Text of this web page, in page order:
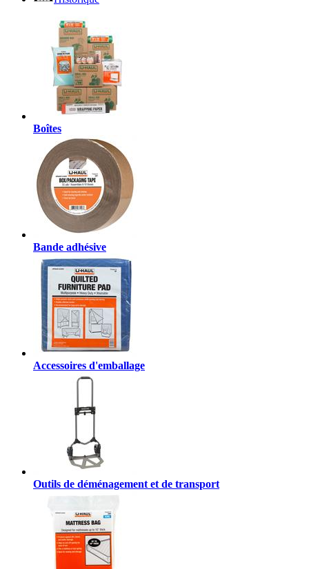
Boîtes
Bande adhésive
Accessoires d'emballage
Outils de déménagement et de transport